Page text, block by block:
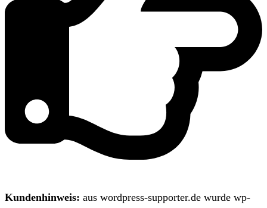
Kundenhinweis: aus wordpress-supporter.de wurde wp-